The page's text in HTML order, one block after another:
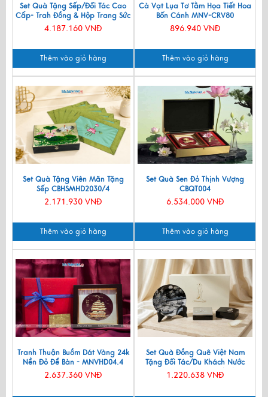
Set Quà Tặng Sếp/Đối Tác Cao
Cấp- Trah Đồng & Hộp Trang Sức
Sơn Mài CBQT004
4.187.160 VNĐ
Thêm vào giỏ hàng
Cà Vạt Lụa Tơ Tằm Họa Tiết Hoa
Bốn Cánh MNV-CRV80
896.940 VNĐ
Thêm vào giỏ hàng
Set Quà Tặng Viên Mãn Tặng
Sếp CBHSMHD2030/4
2.171.930 VNĐ
Thêm vào giỏ hàng
Set Quà Sen Đỏ Thịnh Vượng
CBQT004
6.534.000 VNĐ
Thêm vào giỏ hàng
Tranh Thuận Buồm Dát Vàng 24k
Nền Đỏ Để Bàn - MNVHD04.4
2.637.360 VNĐ
Set Quà Đồng Quê Việt Nam
Tặng Đối Tác/Du Khách Nước
Ngoài - Đĩa Sơn Mài/ Hộp
Namecard & Đế Lót Ly Sơn Mài
1.220.638 VNĐ